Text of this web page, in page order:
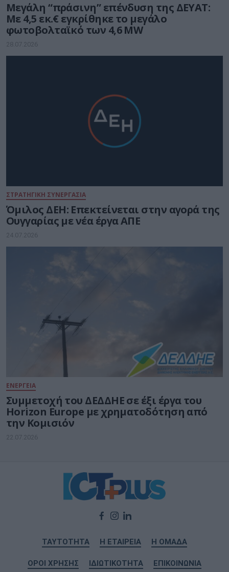
Μεγάλη “πράσινη” επένδυση της ΔΕΥΑΤ:
Με 4,5 εκ.€ εγκρίθηκε το μεγάλο
φωτοβολταϊκό των 4,6 MW
28.07.2026
ΣΤΡΑΤΗΓΙΚΗ ΣΥΝΕΡΓΑΣΙΑ
Όμιλος ΔΕΗ: Επεκτείνεται στην αγορά της
Ουγγαρίας με νέα έργα ΑΠΕ
24.07.2026
ΕΝΕΡΓΕΙΑ
Συμμετοχή του ΔΕΔΔΗΕ σε έξι έργα του
Horizon Europe με χρηματοδότηση από
την Κομισιόν
22.07.2026
ΤΑΥΤΟΤΗΤΑ Η ΕΤΑΙΡΕΙΑ Η ΟΜΑΔΑ
ΟΡΟΙ ΧΡΗΣΗΣ ΙΔΙΩΤΙΚΟΤΗΤΑ ΕΠΙΚΟΙΝΩΝΙΑ